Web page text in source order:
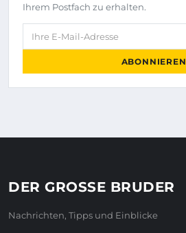
Ihrem Postfach zu erhalten.
Ihre E-Mail-Adresse
ABONNIEREN
DER GROSSE BRUDER
Nachrichten, Tipps und Einblicke